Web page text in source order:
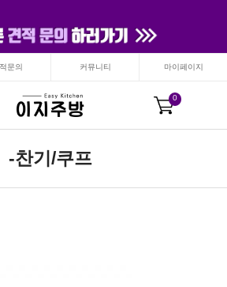
문의 커뮤니티 마이페이지
0
-찬기/쿠프